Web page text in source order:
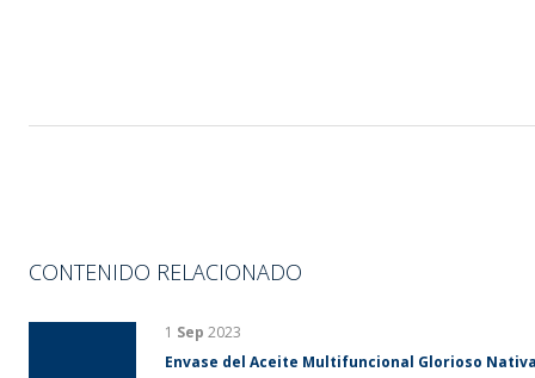
CONTENIDO RELACIONADO
1 Sep 2023
Envase del Aceite Multifuncional Glorioso Nativa